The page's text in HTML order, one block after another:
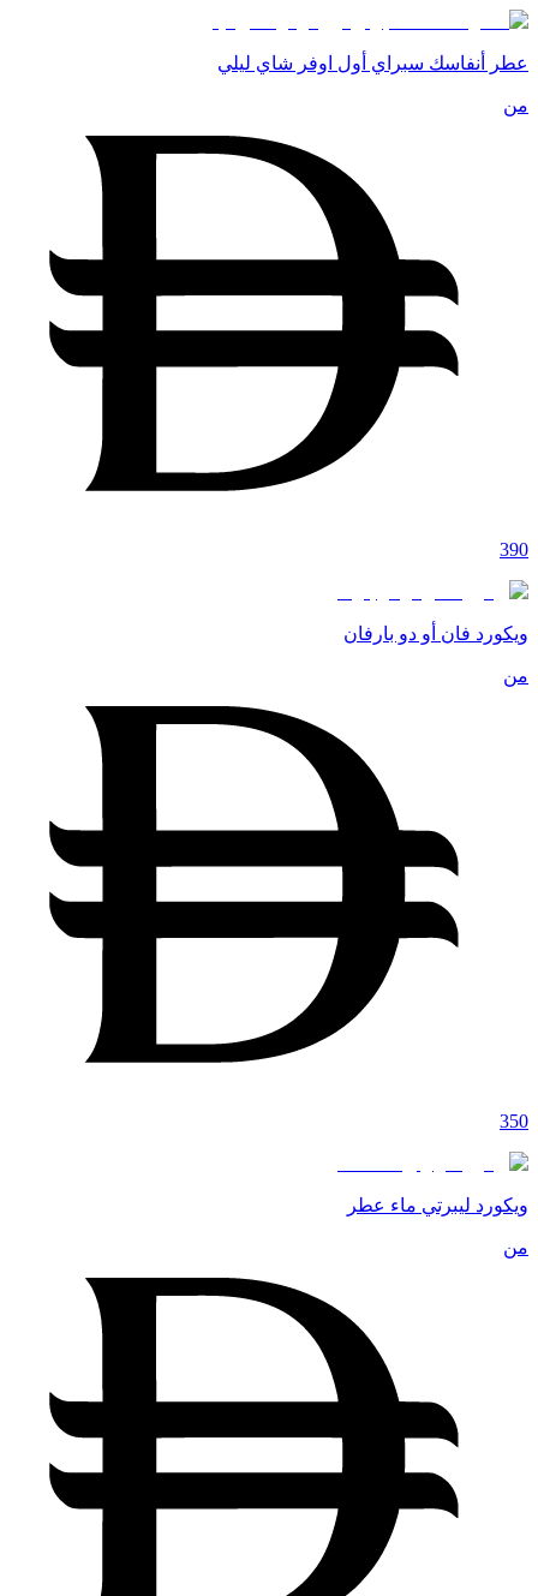
عطر أنفاسك سبراي أول اوفر شاي ليلي
من
390
ويكورد فان أو دو بارفان
من
350
ويكورد ليبرتي ماء عطر
من